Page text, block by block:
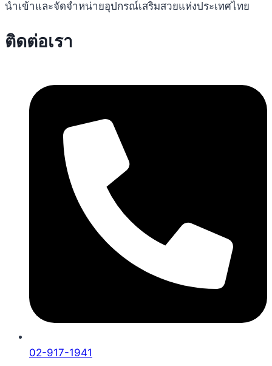
นำเข้าและจัดจำหน่ายอุปกรณ์เสริมสวยแห่งประเทศไทย
ติดต่อเรา
02-917-1941